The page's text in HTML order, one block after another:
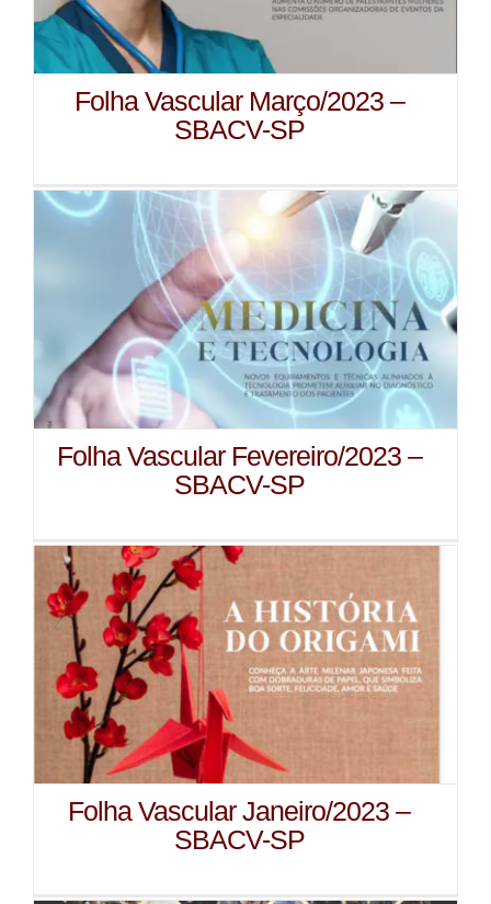
Folha Vascular Março/2023 –
SBACV-SP
Folha Vascular Fevereiro/2023 –
SBACV-SP
Folha Vascular Janeiro/2023 –
SBACV-SP